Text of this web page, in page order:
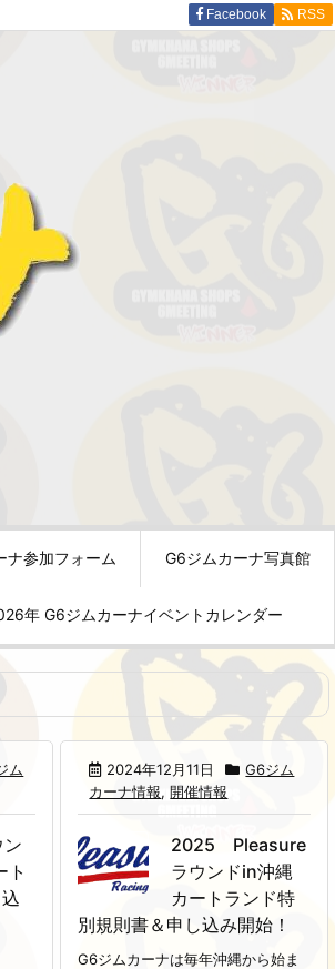
ナ参加フォーム G6ジムカーナ写真館
年 G6ジムカーナイベントカレンダー
Facebook RSS
ム
ト
2024年12月11日
G6ジム
カーナ情報,開催情報
2025 Pleasure
ラウンドin沖縄
カートランド特
別規則書＆申し込み開始！
G6ジムカーナは毎年沖縄から始ま